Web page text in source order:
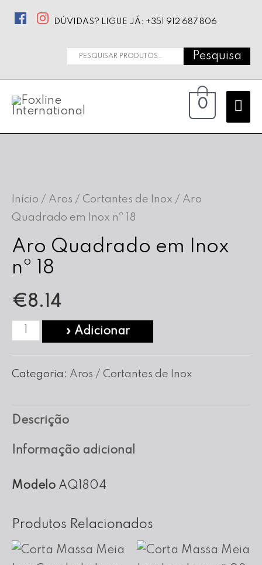
DÚVIDAS? LIGUE JÁ: +351 912 687 806
Pesquisar
Pesquisa
0
Início / Aros / Cortantes de Inox / Aro
Quadrado em Inox nº 18
Aro Quadrado em Inox
nº 18
€8.14
Quantidade
Aro
Inox
nº
» Adicionar
Categoria: Aros / Cortantes de Inox
Descrição
Informação adicional
Modelo AQ1804
Produtos Relacionados